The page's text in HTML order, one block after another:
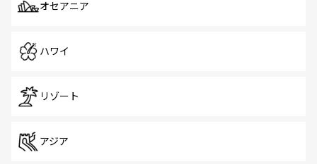
オセアニア
ハワイ
リゾート
アジア